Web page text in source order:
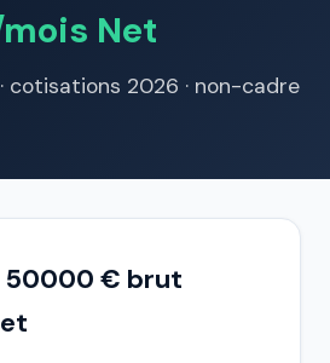
Net
cotisations 2026 · non-cadre
50000 € brut